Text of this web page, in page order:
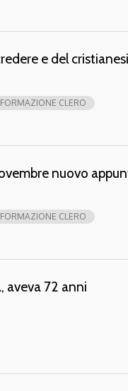
e del
FORMAZIONE CLERO
nuovo
FORMAZIONE CLERO
aveva 72 anni